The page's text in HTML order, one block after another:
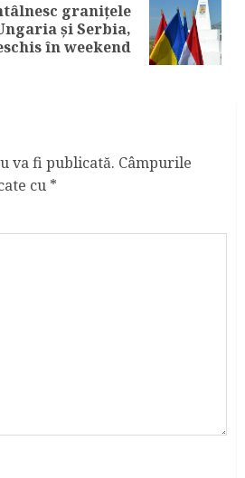
granițele
și Serbia,
în weekend
va fi publicată. Câmpurile
cu *